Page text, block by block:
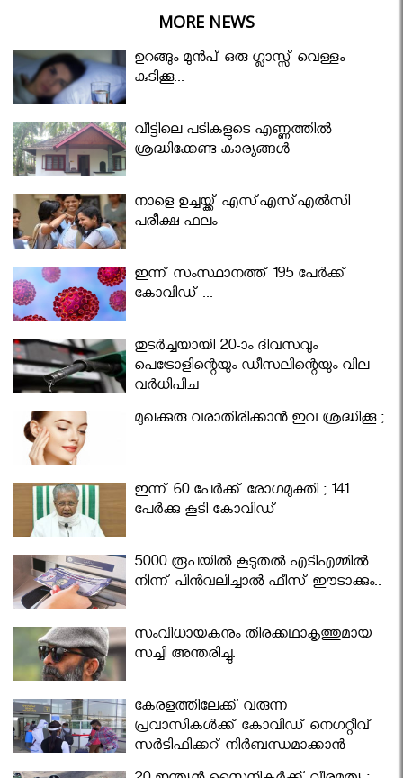
MORE NEWS
ഉറങ്ങും മുന്‍പ് ഒരു ഗ്ലാസ്സ് വെള്ളം
കുടിക്കൂ...
വീട്ടിലെ പടികളുടെ എണ്ണത്തിൽ
ശ്രദ്ധിക്കേണ്ട കാര്യങ്ങൾ
നാളെ ഉച്ചയ്ക്ക് എസ്എസ്എല്‍സി
പരീക്ഷ ഫലം
ഇന്ന് സംസ്ഥാനത്ത് 195 പേര്‍ക്ക്
കോവിഡ് ...
തുടർച്ചയായി 20-ാം ദിവസവും
പെട്രോളിന്റെയും ഡീസലിന്റെയും വില
വര്‍ധിപ്പിച്ചു
മുഖക്കുരു വരാതിരിക്കാന്‍ ഇവ ശ്രദ്ധിക്കൂ ;
ഇന്ന് 60 പേർക്ക് രോഗമുക്തി ; 141
പേര്‍ക്കു കൂടി കോവിഡ്
5000 രൂപയിൽ കൂടുതൽ എടിഎമ്മിൽ
നിന്ന് പിൻവലിച്ചാൽ ഫീസ് ഈടാക്കും..
സംവിധായകനും തിരക്കഥാകൃത്തുമായ
സച്ചി അന്തരിച്ചു.
കേരളത്തിലേക്ക് വരുന്ന
പ്രവാസികള്‍ക്ക് കോവിഡ് നെഗറ്റീവ്
സര്‍ട്ടിഫിക്കറ്റ് നിർബന്ധമാക്കാൻ
മന്ത്രിസഭ